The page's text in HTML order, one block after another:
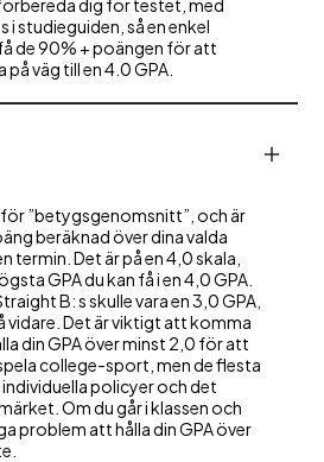
i studieguiden, så en enkel
de 90% + poängen för att
väg till en 4.0 GPA.
”betygsgenomsnitt”, och är
beräknad över dina valda
termin. Det är på en 4,0 skala,
GPA du kan få i en 4,0 GPA.
B: s skulle vara en 3,0 GPA,
vidare. Det är viktigt att komma
din GPA över minst 2,0 för att
college-sport, men de flesta
policyer och det
Om du går i klassen och
problem att hålla din GPA över